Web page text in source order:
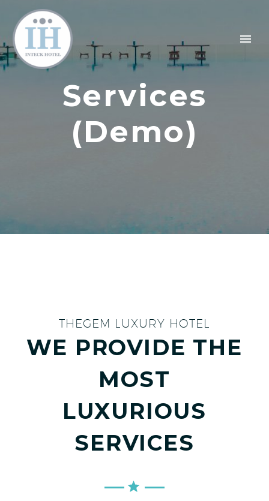
Services
(Demo)
THEGEM LUXURY HOTEL
WE PROVIDE THE
MOST
LUXURIOUS
SERVICES